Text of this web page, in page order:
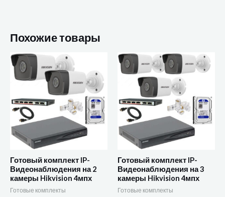
Похожие товары
Готовый комплект IP-
Видеонаблюдения на 2
камеры Hikvision 4мпх
Готовые комплекты
Готовый комплект IP-
Видеонаблюдения на 3
камеры Hikvision 4мпх
Готовые комплекты